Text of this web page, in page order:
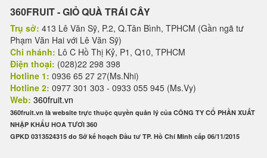
360FRUIT - GIỎ QUÀ TRÁI CÂY
Trụ sở: 413 Lê Văn Sỹ, P.2, Q.Tân Bình, TPHCM (Gần ngã tư
Phạm Văn Hai với Lê Văn Sỹ)
Chi nhánh: Lô C Hồ Thị Kỷ, P1, Q10, TPHCM
Điện thoại: (028)22 298 398
Hotline 1: 0936 65 27 27(Ms.Nhi)
Hotline 2: 0977 301 303 - 0933 055 945 (Ms.Vy)
Web: 360fruit.vn
360fruit.vn là website trực thuộc quyền quản lý của CÔNG TY CỔ PHẦN XUẤT
NHẬP KHẨU HOA TƯƠI 360
GPKD 0313524315 do Sở kế hoạch Đầu tư TP. Hồ Chí Minh cấp 06/11/2015